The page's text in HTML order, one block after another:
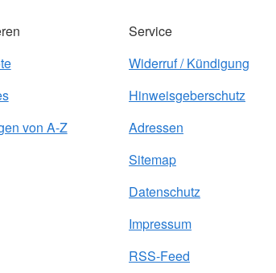
von A-Z
Service
Widerruf / Kündigung
Hinweisgeberschutz
Adressen
Sitemap
Datenschutz
Impressum
RSS-Feed